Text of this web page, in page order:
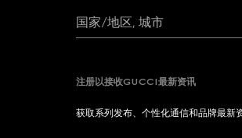
国家/地区, 城市
注册以接收GUCCI最新资讯
获取系列发布、个性化通信和品牌最新